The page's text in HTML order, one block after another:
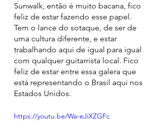
Sunwalk, então é muito bacana, fico
feliz de estar fazendo esse papel.
Tem o lance do sotaque, de ser de
uma cultura diferente, e estar
trabalhando aqui de igual para igual
com qualquer guitarrista local. Fico
feliz de estar entre essa galera que
está representando o Brasil aqui nos
Estados Unidos.
https://youtu.be/Wa-eJiXZGFc